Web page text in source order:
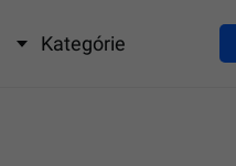
Kategórie